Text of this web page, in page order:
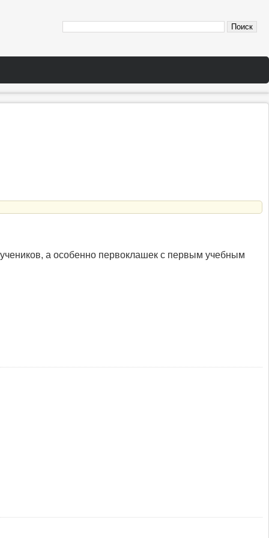
а особенно первоклашек с первым учебным